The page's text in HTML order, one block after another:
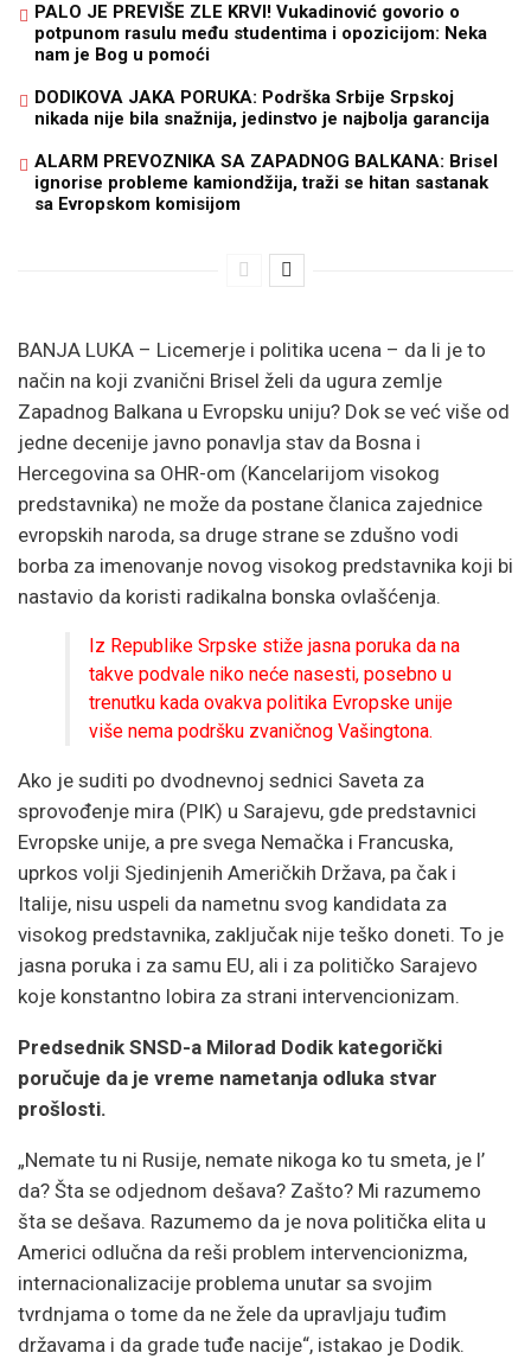
PALO JE PREVIŠE ZLE KRVI! Vukadinović govorio o
potpunom rasulu među studentima i opozicijom: Neka
nam je Bog u pomoći
DODIKOVA JAKA PORUKA: Podrška Srbije Srpskoj
nikada nije bila snažnija, jedinstvo je najbolja garancija
ALARM PREVOZNIKA SA ZAPADNOG BALKANA: Brisel
ignorise probleme kamiondžija, traži se hitan sastanak
sa Evropskom komisijom
BANJA LUKA – Licemerje i politika ucena – da li je to
način na koji zvanični Brisel želi da ugura zemlje
Zapadnog Balkana u Evropsku uniju? Dok se već više od
jedne decenije javno ponavlja stav da Bosna i
Hercegovina sa OHR-om (Kancelarijom visokog
predstavnika) ne može da postane članica zajednice
evropskih naroda, sa druge strane se zdušno vodi
borba za imenovanje novog visokog predstavnika koji bi
nastavio da koristi radikalna bonska ovlašćenja.
Iz Republike Srpske stiže jasna poruka da na
takve podvale niko neće nasesti, posebno u
trenutku kada ovakva politika Evropske unije
više nema podršku zvaničnog Vašingtona.
Ako je suditi po dvodnevnoj sednici Saveta za
sprovođenje mira (PIK) u Sarajevu, gde predstavnici
Evropske unije, a pre svega Nemačka i Francuska,
uprkos volji Sjedinjenih Američkih Država, pa čak i
Italije, nisu uspeli da nametnu svog kandidata za
visokog predstavnika, zaključak nije teško doneti. To je
jasna poruka i za samu EU, ali i za političko Sarajevo
koje konstantno lobira za strani intervencionizam.
Predsednik SNSD-a Milorad Dodik kategorički
poručuje da je vreme nametanja odluka stvar
prošlosti.
„Nemate tu ni Rusije, nemate nikoga ko tu smeta, je l’
da? Šta se odjednom dešava? Zašto? Mi razumemo
šta se dešava. Razumemo da je nova politička elita u
Americi odlučna da reši problem intervencionizma,
internacionalizacije problema unutar sa svojim
tvrdnjama o tome da ne žele da upravljaju tuđim
državama i da grade tuđe nacije“, istakao je Dodik.